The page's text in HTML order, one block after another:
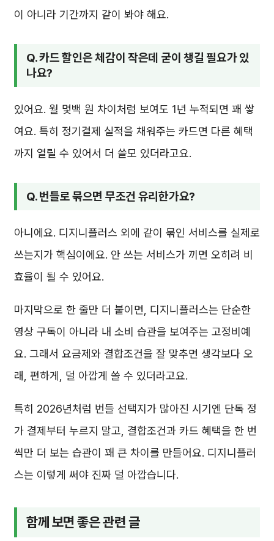
이 아니라 기간까지 같이 봐야 해요.
Q. 카드 할인은 체감이 작은데 굳이 챙길 필요가 있
나요?
있어요. 월 몇백 원 차이처럼 보여도 1년 누적되면 꽤 쌓
여요. 특히 정기결제 실적을 채워주는 카드면 다른 혜택
까지 열릴 수 있어서 더 쓸모 있더라고요.
Q. 번들로 묶으면 무조건 유리한가요?
아니에요. 디지니플러스 외에 같이 묶인 서비스를 실제로
쓰는지가 핵심이에요. 안 쓰는 서비스가 끼면 오히려 비
효율이 될 수 있어요.
마지막으로 한 줄만 더 붙이면, 디지니플러스는 단순한
영상 구독이 아니라 내 소비 습관을 보여주는 고정비예
요. 그래서 요금제와 결합조건을 잘 맞추면 생각보다 오
래, 편하게, 덜 아깝게 쓸 수 있더라고요.
특히 2026년처럼 번들 선택지가 많아진 시기엔 단독 정
가 결제부터 누르지 말고, 결합조건과 카드 혜택을 한 번
씩만 더 보는 습관이 꽤 큰 차이를 만들어요. 디지니플러
스는 이렇게 써야 진짜 덜 아깝습니다.
함께 보면 좋은 관련 글